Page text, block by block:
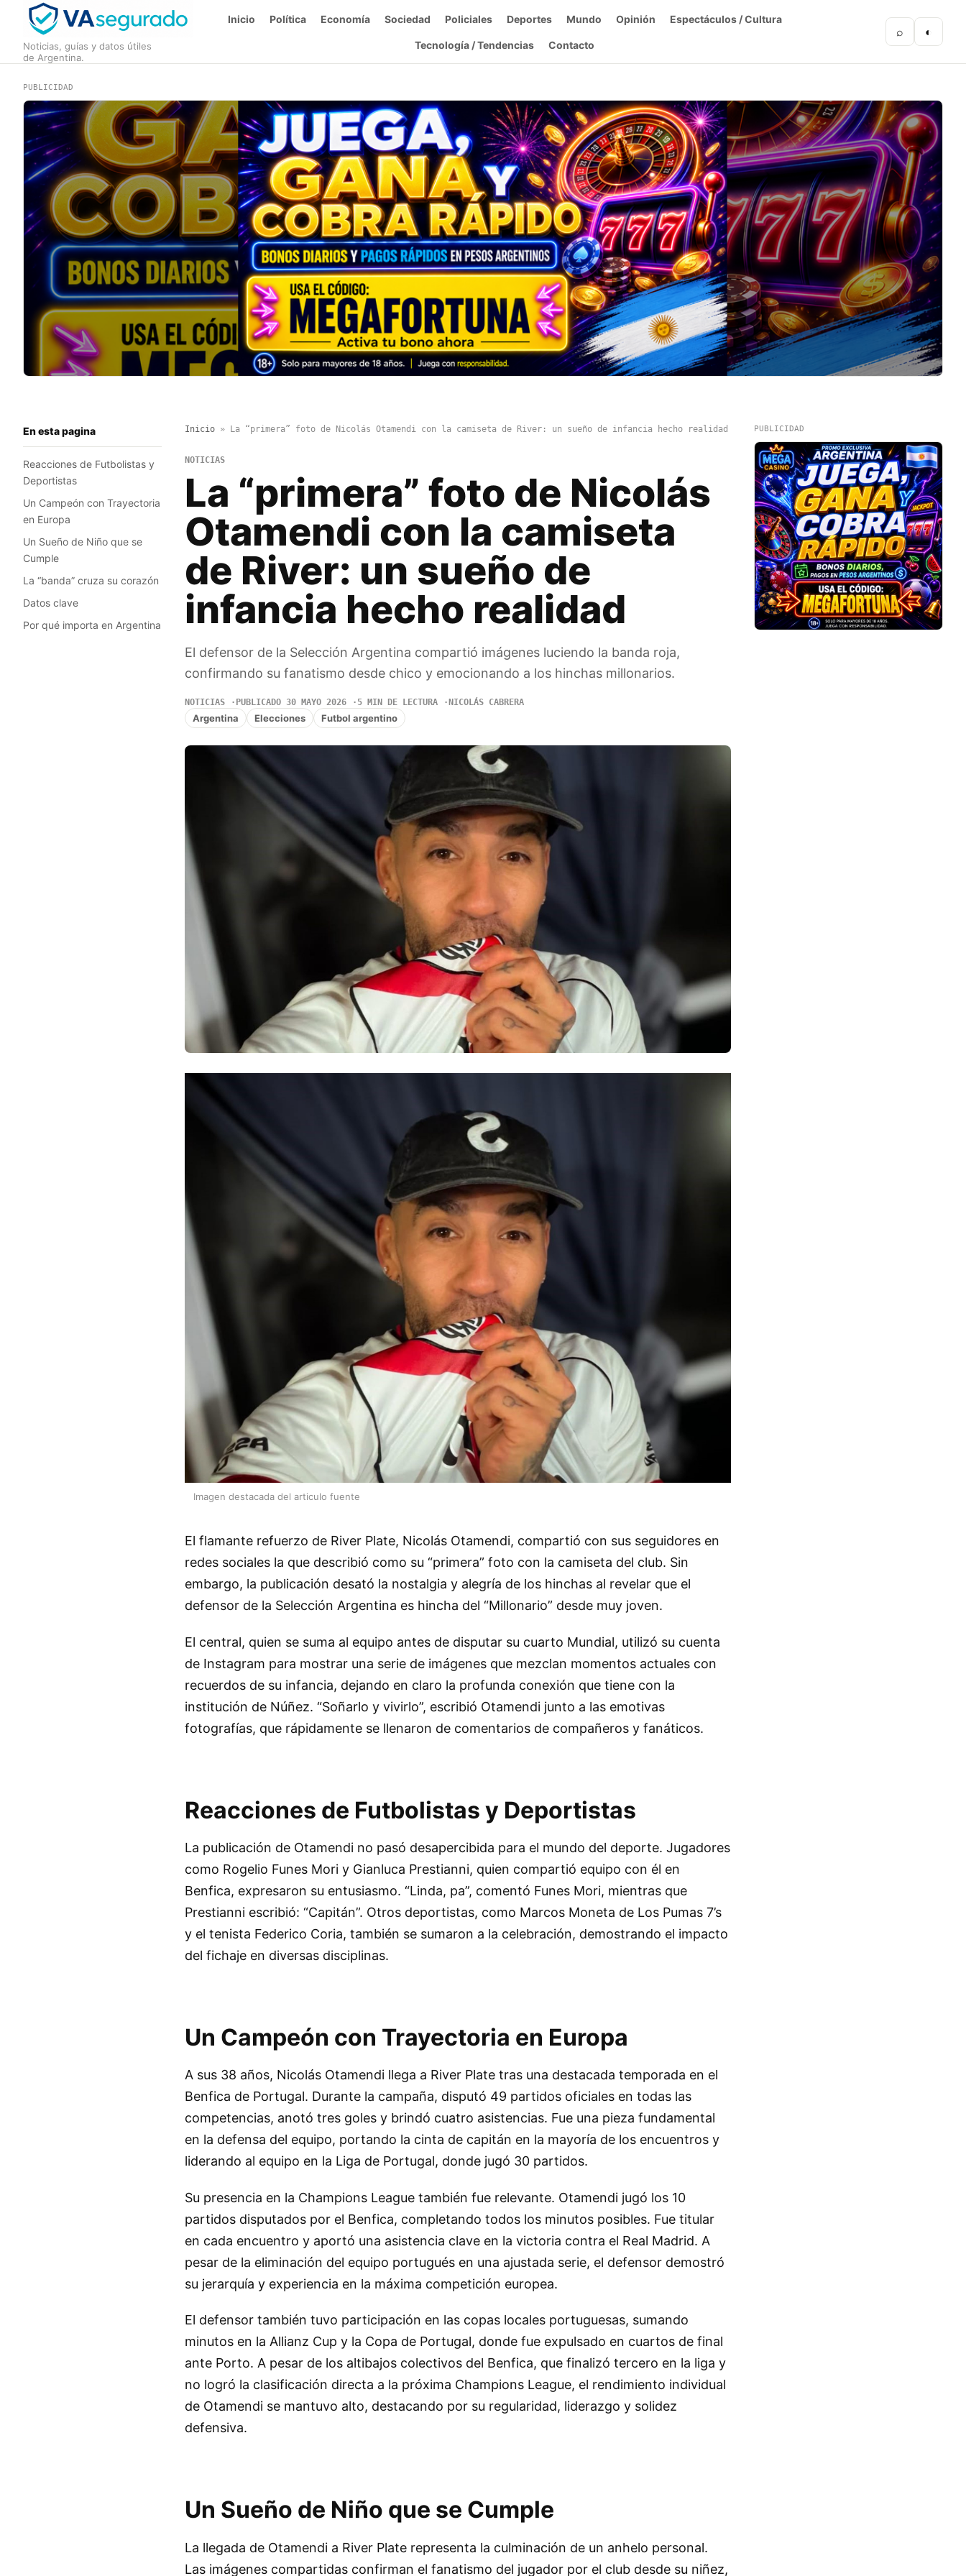
Noticias, guías y datos útiles
de Argentina.
Inicio Política Economía Sociedad Policiales Deportes Mundo Opinión Espectáculos / Cultura
Tecnología / Tendencias Contacto
⌕ ◐
PUBLICIDAD
En esta pagina
Reacciones de Futbolistas y
Deportistas
Un Campeón con Trayectoria
en Europa
Un Sueño de Niño que se
Cumple
La “banda” cruza su corazón
Datos clave
Por qué importa en Argentina
Inicio» La “primera” foto de Nicolás Otamendi con la camiseta de River: un sueño de infancia hecho realidad
NOTICIAS
La “primera” foto de Nicolás
Otamendi con la camiseta
de River: un sueño de
infancia hecho realidad
El defensor de la Selección Argentina compartió imágenes luciendo la banda roja,
confirmando su fanatismo desde chico y emocionando a los hinchas millonarios.
NOTICIAS PUBLICADO 30 MAYO 2026 5 MIN DE LECTURA NICOLÁS CABRERA
Argentina Elecciones Futbol argentino
Imagen destacada del articulo fuente
El flamante refuerzo de River Plate, Nicolás Otamendi, compartió con sus seguidores en
redes sociales la que describió como su “primera” foto con la camiseta del club. Sin
embargo, la publicación desató la nostalgia y alegría de los hinchas al revelar que el
defensor de la Selección Argentina es hincha del “Millonario” desde muy joven.
El central, quien se suma al equipo antes de disputar su cuarto Mundial, utilizó su cuenta
de Instagram para mostrar una serie de imágenes que mezclan momentos actuales con
recuerdos de su infancia, dejando en claro la profunda conexión que tiene con la
institución de Núñez. “Soñarlo y vivirlo”, escribió Otamendi junto a las emotivas
fotografías, que rápidamente se llenaron de comentarios de compañeros y fanáticos.
Reacciones de Futbolistas y Deportistas
La publicación de Otamendi no pasó desapercibida para el mundo del deporte. Jugadores
como Rogelio Funes Mori y Gianluca Prestianni, quien compartió equipo con él en
Benfica, expresaron su entusiasmo. “Linda, pa”, comentó Funes Mori, mientras que
Prestianni escribió: “Capitán”. Otros deportistas, como Marcos Moneta de Los Pumas 7’s
y el tenista Federico Coria, también se sumaron a la celebración, demostrando el impacto
del fichaje en diversas disciplinas.
Un Campeón con Trayectoria en Europa
A sus 38 años, Nicolás Otamendi llega a River Plate tras una destacada temporada en el
Benfica de Portugal. Durante la campaña, disputó 49 partidos oficiales en todas las
competencias, anotó tres goles y brindó cuatro asistencias. Fue una pieza fundamental
en la defensa del equipo, portando la cinta de capitán en la mayoría de los encuentros y
liderando al equipo en la Liga de Portugal, donde jugó 30 partidos.
Su presencia en la Champions League también fue relevante. Otamendi jugó los 10
partidos disputados por el Benfica, completando todos los minutos posibles. Fue titular
en cada encuentro y aportó una asistencia clave en la victoria contra el Real Madrid. A
pesar de la eliminación del equipo portugués en una ajustada serie, el defensor demostró
su jerarquía y experiencia en la máxima competición europea.
El defensor también tuvo participación en las copas locales portuguesas, sumando
minutos en la Allianz Cup y la Copa de Portugal, donde fue expulsado en cuartos de final
ante Porto. A pesar de los altibajos colectivos del Benfica, que finalizó tercero en la liga y
no logró la clasificación directa a la próxima Champions League, el rendimiento individual
de Otamendi se mantuvo alto, destacando por su regularidad, liderazgo y solidez
defensiva.
Un Sueño de Niño que se Cumple
La llegada de Otamendi a River Plate representa la culminación de un anhelo personal.
Las imágenes compartidas confirman el fanatismo del jugador por el club desde su niñez,
PUBLICIDAD